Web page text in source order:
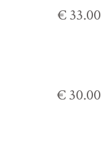
€ 33.00
€ 30.00